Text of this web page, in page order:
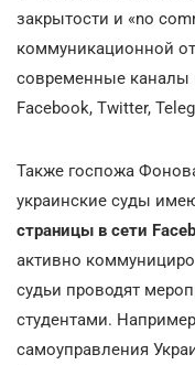
закрытости и «no
коммуникационной
современные каналы
Facebook, Twitter,
Также госпожа
украинские суды
страницы в сети
активно
судьи проводят
студентами.
самоуправления